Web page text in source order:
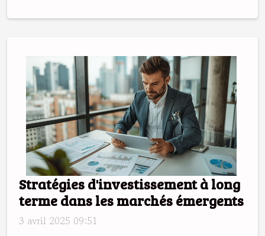
Stratégies d'investissement à long
terme dans les marchés émergents
3 avril 2025 09:51